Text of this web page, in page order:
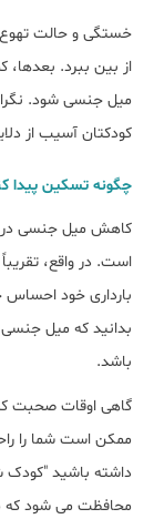
خستگی و حالت تهوع
از بین ببرد. بعدها،
میل جنسی شود.
کودکتان آسیب از
چگونه تسکین پیدا
کاهش میل جنسی در
است. در واقع،
بارداری خود احساس
بدانید که میل
باشد.
گاهی اوقات صحبت
ممکن است شما را
داشته باشید "کودک
محافظت می شود که